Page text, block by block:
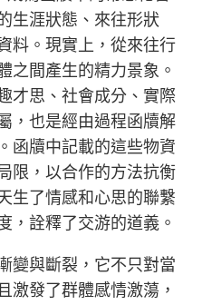
生涯狀態、來往形狀
料。現實上，從來往行
之間產生的精力景象。
才思、社會成分、實際
，也是經由過程函牘解
函牘中記載的這些物資
限，以合作的方法抗衡
生了情感和心思的聯繫
，詮釋了交游的道義。
變與斷裂，它不只對當
激發了群體感情激蕩，